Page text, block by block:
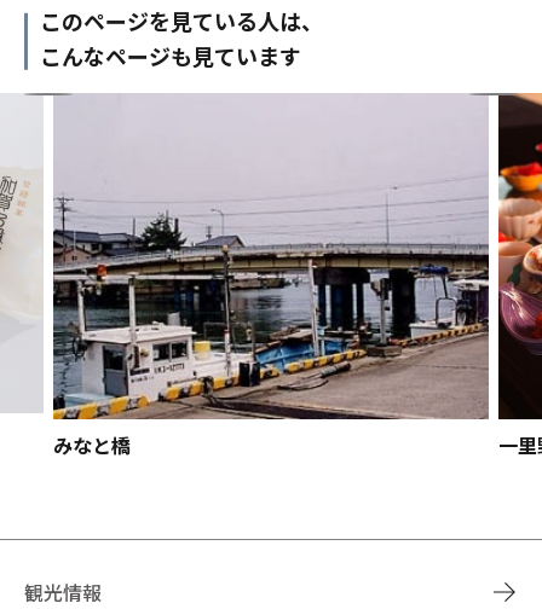
このページを見ている人は、
こんなページも見ています
みなと橋 一
観光情報